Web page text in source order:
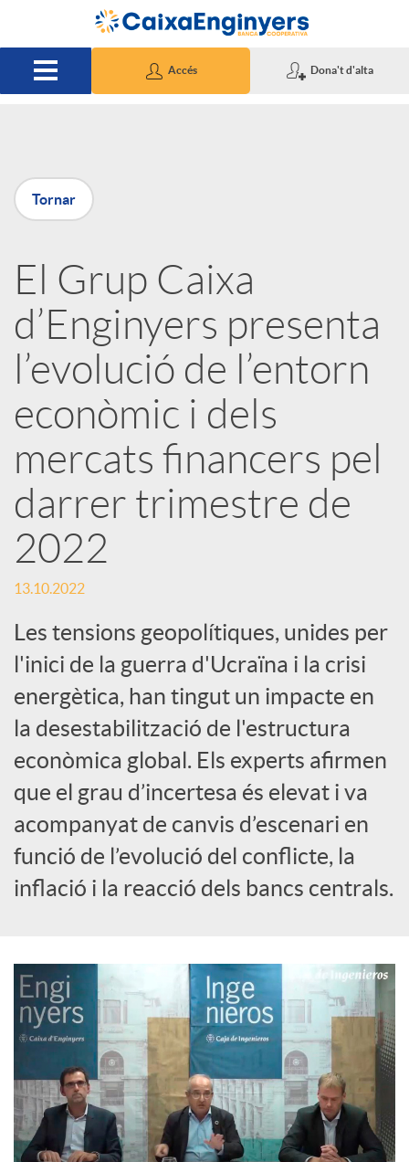
Salta al contingut principal
Accés Dona't d'alta
P
u
b
l
i
c
a
d
o
r
d
e
c
n
t
i
Tornar
El Grup Caixa
d’Enginyers presenta
l’evolució de l’entorn
econòmic i dels
mercats financers pel
darrer trimestre de
2022
13.10.2022
Les tensions geopolítiques, unides per
l'inici de la guerra d'Ucraïna i la crisi
energètica, han tingut un impacte en
la desestabilització de l'estructura
econòmica global. Els experts afirmen
que el grau d’incertesa és elevat i va
acompanyat de canvis d’escenari en
funció de l’evolució del conflicte, la
inflació i la reacció dels bancs centrals.